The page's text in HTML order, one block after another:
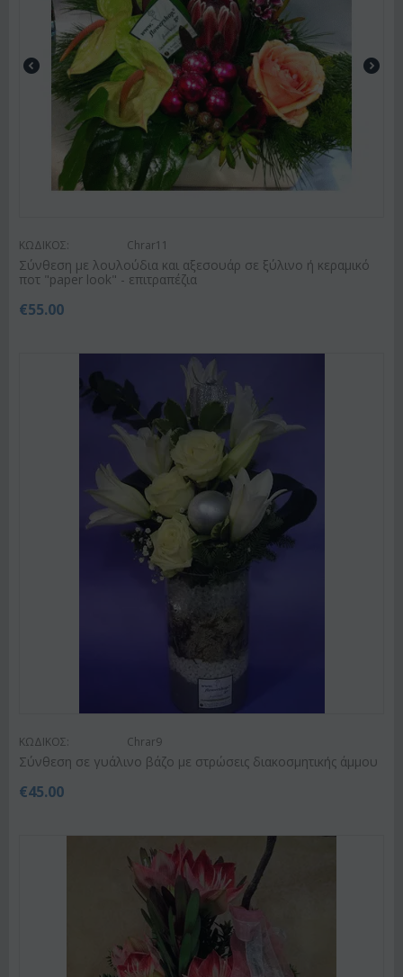
ΚΩΔΙΚΟΣ: Chrar11
Σύνθεση με λουλούδια και αξεσουάρ σε ξύλινο ή κεραμικό
ποτ "paper look" - επιτραπέζια
€55.00
ΚΩΔΙΚΟΣ: Chrar9
Σύνθεση σε γυάλινο βάζο με στρώσεις διακοσμητικής άμμου
€45.00